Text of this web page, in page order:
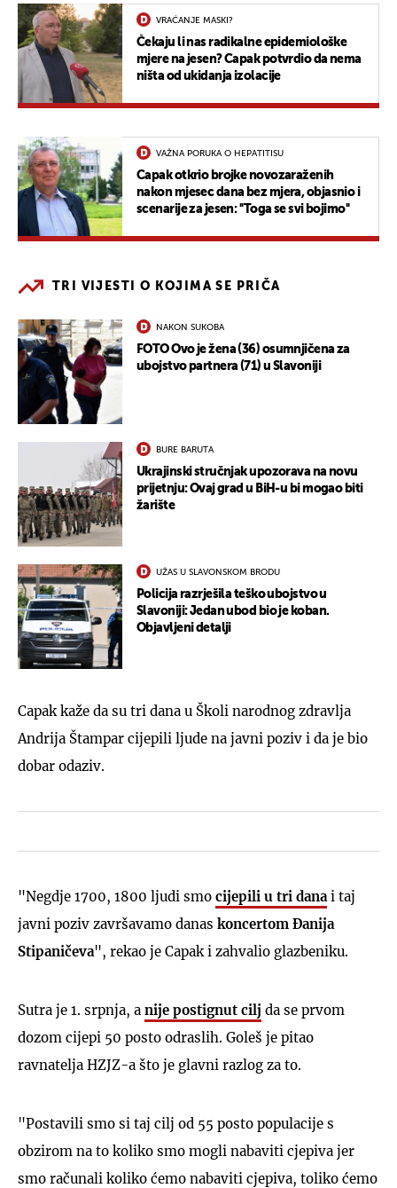
VRAĆANJE MASKI?
Čekaju li nas radikalne epidemiološke
mjere na jesen? Capak potvrdio da nema
ništa od ukidanja izolacije
VAŽNA PORUKA O HEPATITISU
Capak otkrio brojke novozaraženih
nakon mjesec dana bez mjera, objasnio i
scenarije za jesen: ''Toga se svi bojimo''
TRI VIJESTI O KOJIMA SE PRIČA
NAKON SUKOBA
FOTO Ovo je žena (36) osumnjičena za
ubojstvo partnera (71) u Slavoniji
BURE BARUTA
Ukrajinski stručnjak upozorava na novu
prijetnju: Ovaj grad u BiH-u bi mogao biti
žarište
UŽAS U SLAVONSKOM BRODU
Policija razrješila teško ubojstvo u
Slavoniji: Jedan ubod bio je koban.
Objavljeni detalji
Capak kaže da su tri dana u Školi narodnog zdravlja
Andrija Štampar cijepili ljude na javni poziv i da je bio
dobar odaziv.
"Negdje 1700, 1800 ljudi smo cijepili u tri dana i taj
javni poziv završavamo danas koncertom Đanija
Stipaničeva", rekao je Capak i zahvalio glazbeniku.
Sutra je 1. srpnja, a nije postignut cilj da se prvom
dozom cijepi 50 posto odraslih. Goleš je pitao
ravnatelja HZJZ-a što je glavni razlog za to.
"Postavili smo si taj cilj od 55 posto populacije s
obzirom na to koliko smo mogli nabaviti cjepiva jer
smo računali koliko ćemo nabaviti cjepiva, toliko ćemo